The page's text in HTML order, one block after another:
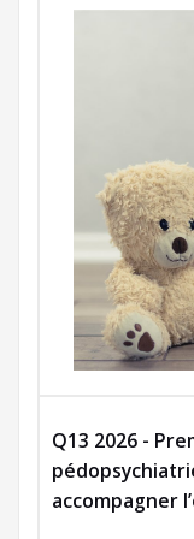
Q13 2026 -
accompagner